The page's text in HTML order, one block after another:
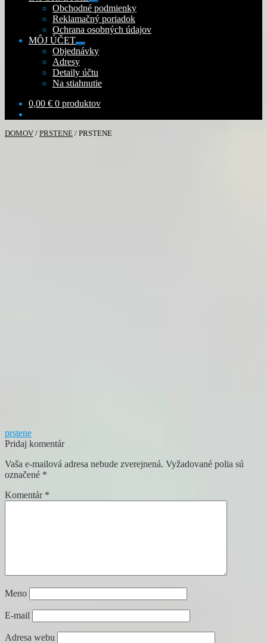
Rozbaliť
podradené
menu
Obchodné podmienky
Reklamačný poriadok
Ochrana osobných údajov
MÔJ ÚČET
Rozbaliť
podradené
Objednávky
Adresy
Detaily účtu
Na stiahnutie
0,00 € 0 produktov
DOMOV / PRSTENE / PRSTENE
Navigácia
v
článku
Predchádzajúci
článok:
prstene
Pridaj komentár
Vaša e-mailová adresa nebude zverejnená. Vyžadované polia sú
označené *
Komentár *
Meno
E-mail
Adresa webu